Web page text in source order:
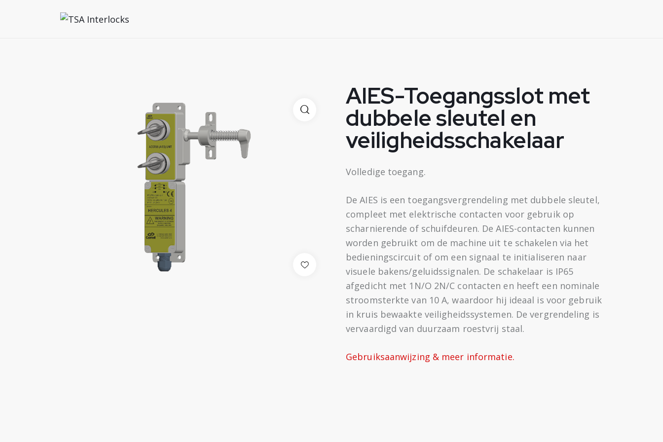
AIES-Toegangsslot met
dubbele sleutel en
veiligheidsschakelaar
Volledige toegang.
De AIES is een toegangsvergrendeling met dubbele sleutel,
compleet met elektrische contacten voor gebruik op
scharnierende of schuifdeuren. De AIES-contacten kunnen
worden gebruikt om de machine uit te schakelen via het
bedieningscircuit of om een signaal te initialiseren naar
visuele bakens/geluidssignalen. De schakelaar is IP65
afgedicht met 1N/O 2N/C contacten en heeft een nominale
stroomsterkte van 10 A, waardoor hij ideaal is voor gebruik
in kruis bewaakte veiligheidssystemen. De vergrendeling is
vervaardigd van duurzaam roestvrij staal.
Gebruiksaanwijzing & meer informatie.